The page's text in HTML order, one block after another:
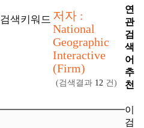
검색키워드 저자 :
National
Geographic
Interactive
(Firm)
(검색결과 12 건)
연
관
검
색
어
추
천
이
검